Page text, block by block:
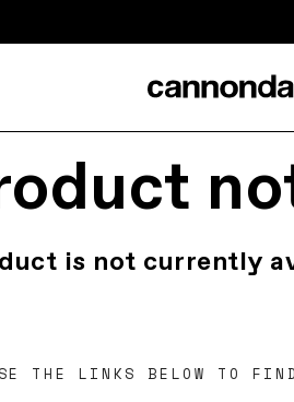
is not currently
THE LINKS BELOW TO